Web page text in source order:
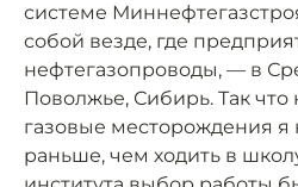
системе
собой везде, где
нефтегазопроводы, — в
Поволжье, Сибирь. Так
газовые месторождения я
раньше, чем ходить в